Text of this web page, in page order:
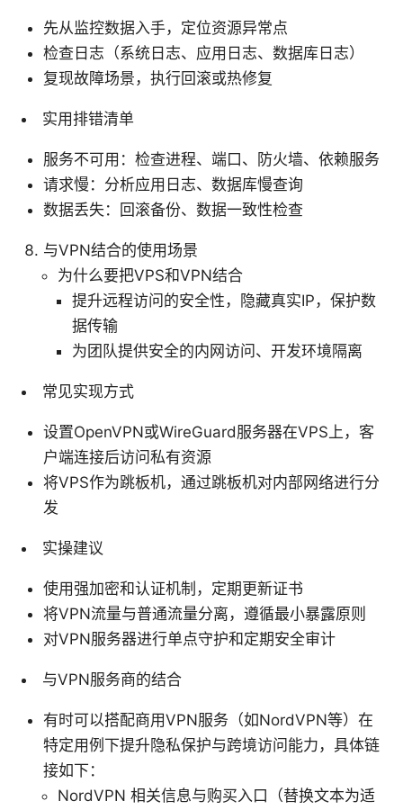
先从监控数据入手，定位资源异常点
检查日志（系统日志、应用日志、数据库日志）
复现故障场景，执行回滚或热修复
实用排错清单
服务不可用：检查进程、端口、防火墙、依赖服务
请求慢：分析应用日志、数据库慢查询
数据丢失：回滚备份、数据一致性检查
与VPN结合的使用场景
为什么要把VPS和VPN结合
提升远程访问的安全性，隐藏真实IP，保护数
据传输
为团队提供安全的内网访问、开发环境隔离
常见实现方式
设置OpenVPN或WireGuard服务器在VPS上，客
户端连接后访问私有资源
将VPS作为跳板机，通过跳板机对内部网络进行分
发
实操建议
使用强加密和认证机制，定期更新证书
将VPN流量与普通流量分离，遵循最小暴露原则
对VPN服务器进行单点守护和定期安全审计
与VPN服务商的结合
有时可以搭配商用VPN服务（如NordVPN等）在
特定用例下提升隐私保护与跨境访问能力，具体链
接如下：
NordVPN 相关信息与购买入口（替换文本为适